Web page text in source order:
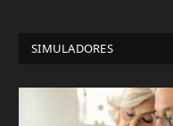
SIMULADORES